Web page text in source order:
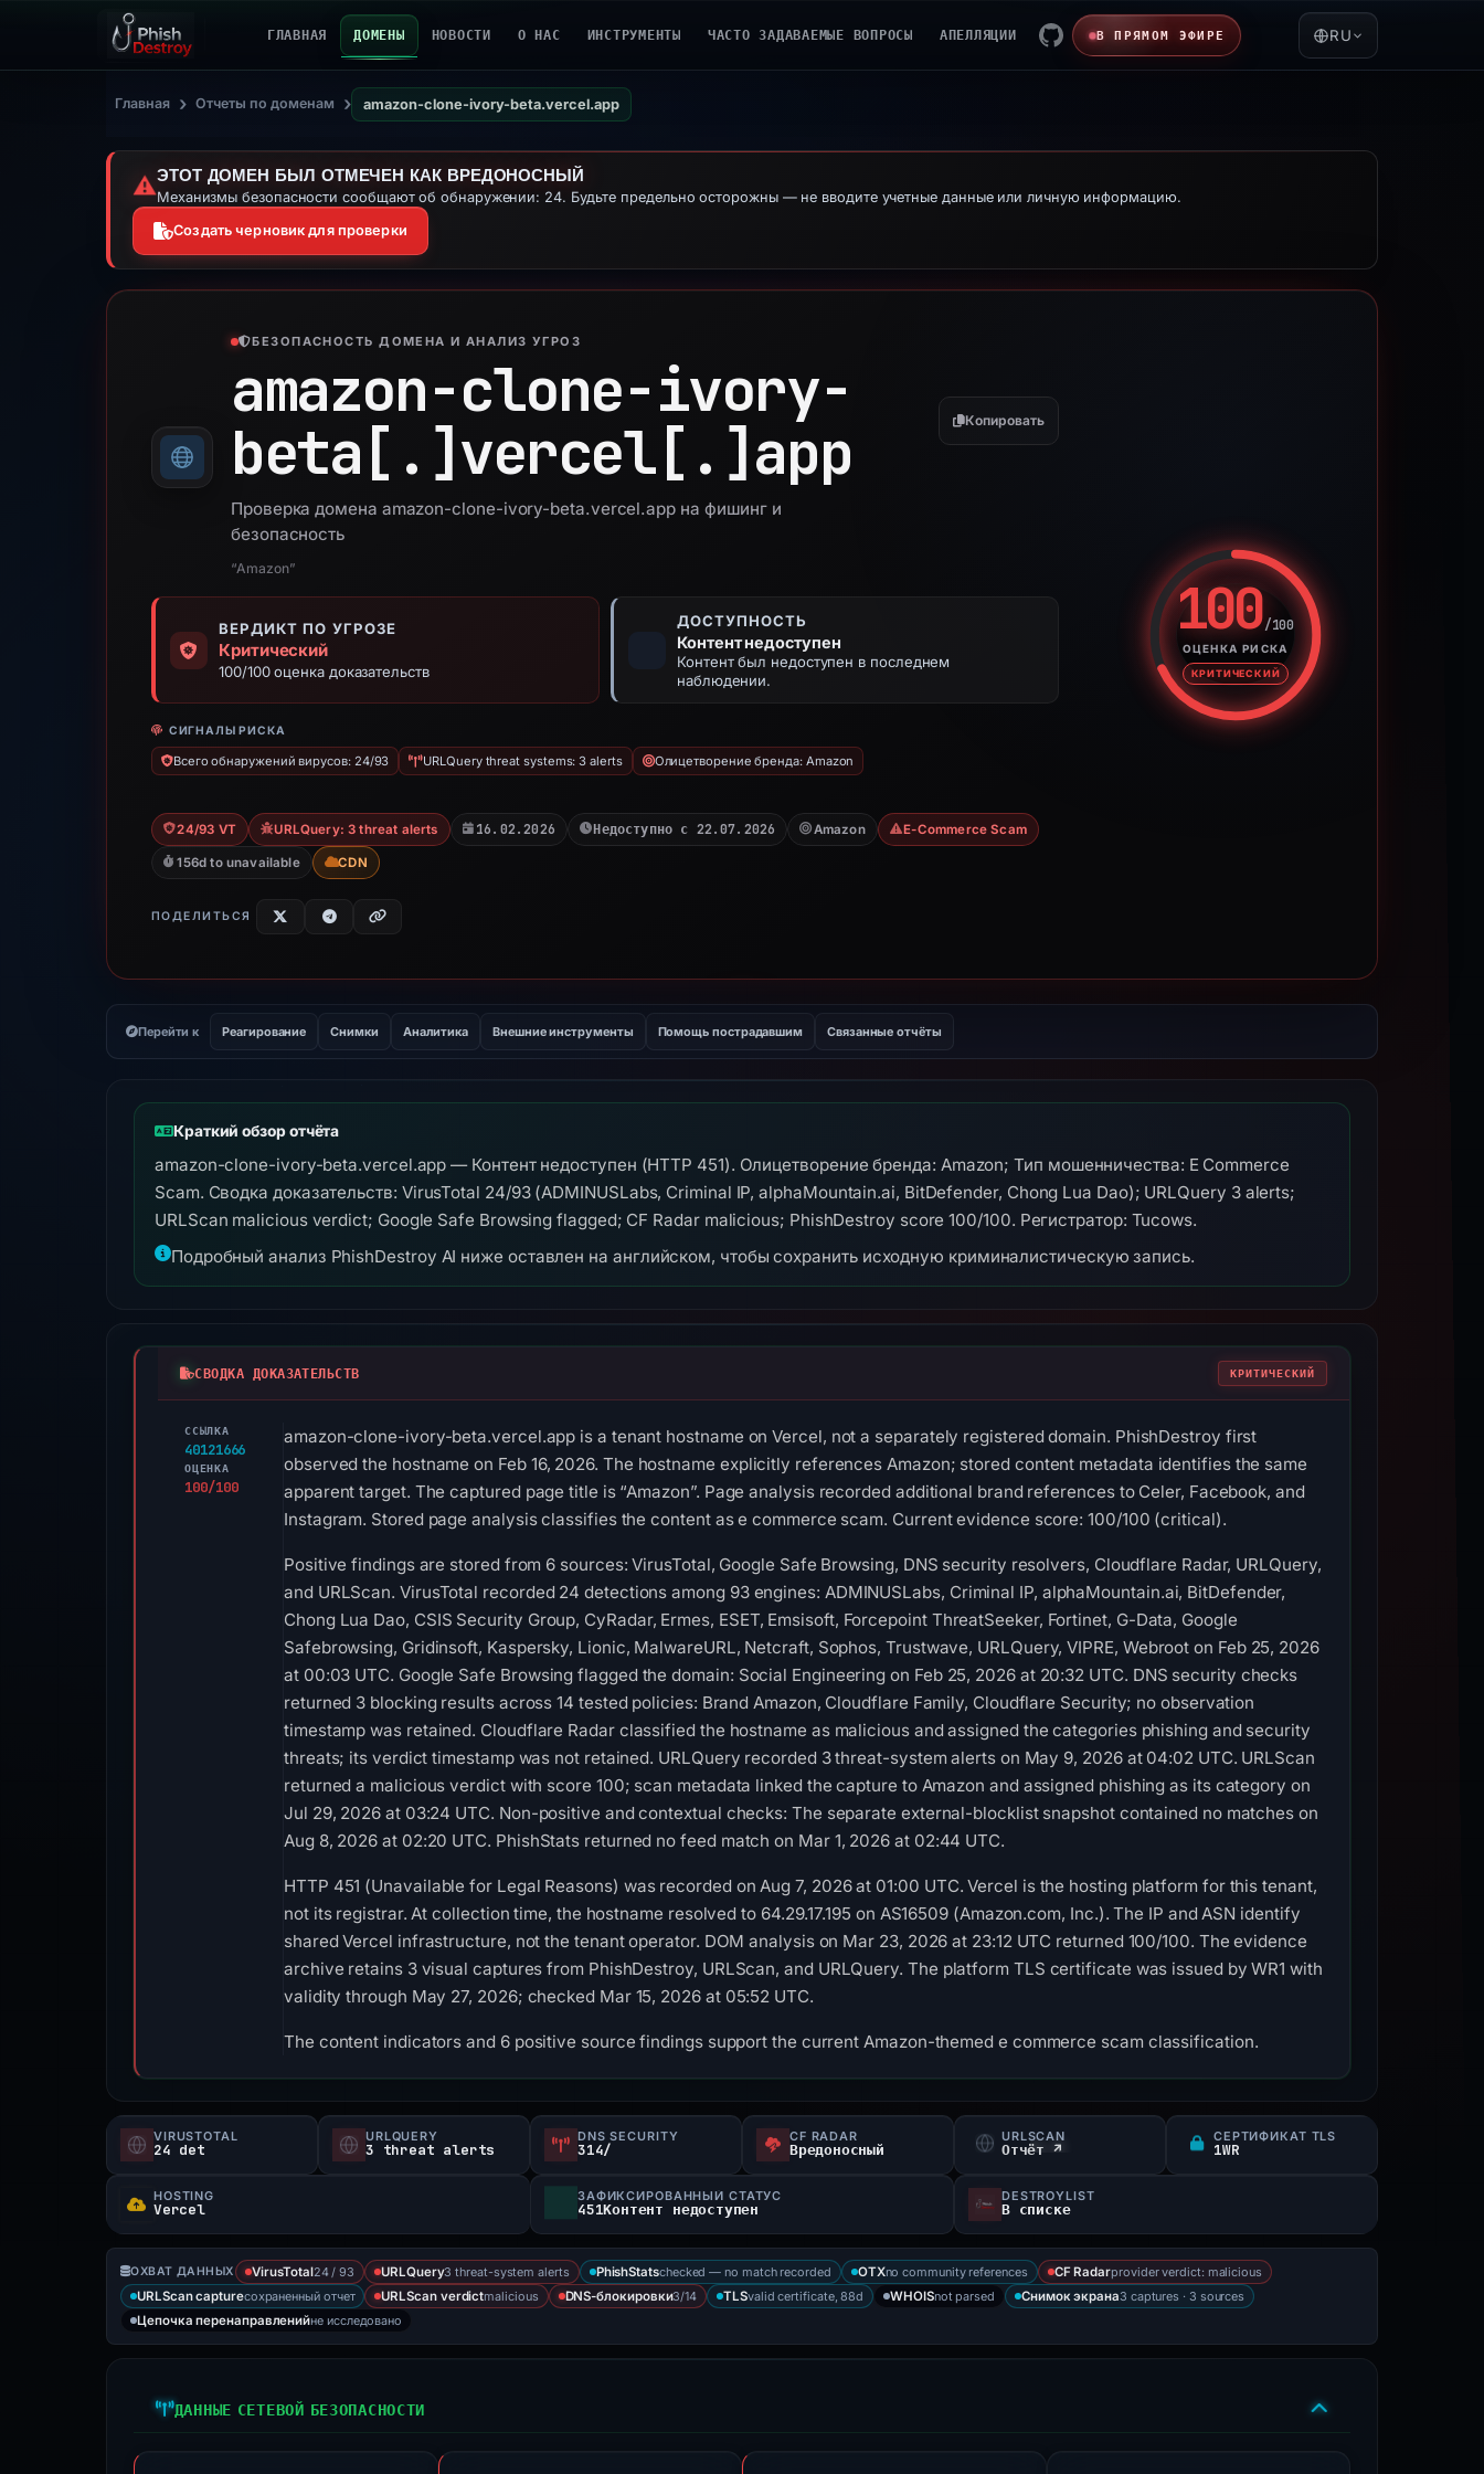
ГЛАВНАЯ ДОМЕНЫ НОВОСТИ О НАС ИНСТРУМЕНТЫ ЧАСТО ЗАДАВАЕМЫЕ ВОПРОСЫ АПЕЛЛЯЦИИ В ПРЯМОМ ЭФИРЕ RU
Главная › Отчеты по доменам › amazon-clone-ivory-beta.vercel.app
⚠️ЭТОТ ДОМЕН БЫЛ ОТМЕЧЕН КАК ВРЕДОНОСНЫЙ
Механизмы безопасности сообщают об обнаружении: 24. Будьте предельно осторожны — не вводите учетные данные или личную информацию.
Создать черновик для проверки
БЕЗОПАСНОСТЬ ДОМЕНА И АНАЛИЗ УГРОЗ
amazon-clone-ivory-
beta[.]vercel[.]app Копировать
Проверка домена amazon-clone-ivory-beta.vercel.app на фишинг и
безопасность
“Amazon”
ВЕРДИКТ ПО УГРОЗЕ
Критический
100/100 оценка доказательств
ДОСТУПНОСТЬ
Контент недоступен
Контент был недоступен в последнем
наблюдении.
СИГНАЛЫ РИСКА
Всего обнаружений вирусов: 24/93 URLQuery threat systems: 3 alerts Олицетворение бренда: Amazon
24/93 VT URLQuery: 3 threat alerts 16.02.2026 Недоступно с 22.07.2026 Amazon E-Commerce Scam
156d to unavailable CDN
ПОДЕЛИТЬСЯ
100/100
ОЦЕНКА РИСКА
КРИТИЧЕСКИЙ
Оценка риска: 100 из 100.
Перейти к Реагирование Снимки Аналитика Внешние инструменты Помощь пострадавшим Связанные отчёты
Краткий обзор отчёта
amazon-clone-ivory-beta.vercel.app — Контент недоступен (HTTP 451). Олицетворение бренда: Amazon; Тип мошенничества: E Commerce
Scam. Сводка доказательств: VirusTotal 24/93 (ADMINUSLabs, Criminal IP, alphaMountain.ai, BitDefender, Chong Lua Dao); URLQuery 3 alerts;
URLScan malicious verdict; Google Safe Browsing flagged; CF Radar malicious; PhishDestroy score 100/100. Регистратор: Tucows.
Подробный анализ PhishDestroy AI ниже оставлен на английском, чтобы сохранить исходную криминалистическую запись.
СВОДКА ДОКАЗАТЕЛЬСТВ КРИТИЧЕСКИЙ
ССЫЛКА
40121666
ОЦЕНКА
100/100
amazon-clone-ivory-beta.vercel.app is a tenant hostname on Vercel, not a separately registered domain. PhishDestroy first
observed the hostname on Feb 16, 2026. The hostname explicitly references Amazon; stored content metadata identifies the same
apparent target. The captured page title is “Amazon”. Page analysis recorded additional brand references to Celer, Facebook, and
Instagram. Stored page analysis classifies the content as e commerce scam. Current evidence score: 100/100 (critical).
Positive findings are stored from 6 sources: VirusTotal, Google Safe Browsing, DNS security resolvers, Cloudflare Radar, URLQuery,
and URLScan. VirusTotal recorded 24 detections among 93 engines: ADMINUSLabs, Criminal IP, alphaMountain.ai, BitDefender,
Chong Lua Dao, CSIS Security Group, CyRadar, Ermes, ESET, Emsisoft, Forcepoint ThreatSeeker, Fortinet, G-Data, Google
Safebrowsing, Gridinsoft, Kaspersky, Lionic, MalwareURL, Netcraft, Sophos, Trustwave, URLQuery, VIPRE, Webroot on Feb 25, 2026
at 00:03 UTC. Google Safe Browsing flagged the domain: Social Engineering on Feb 25, 2026 at 20:32 UTC. DNS security checks
returned 3 blocking results across 14 tested policies: Brand Amazon, Cloudflare Family, Cloudflare Security; no observation
timestamp was retained. Cloudflare Radar classified the hostname as malicious and assigned the categories phishing and security
threats; its verdict timestamp was not retained. URLQuery recorded 3 threat-system alerts on May 9, 2026 at 04:02 UTC. URLScan
returned a malicious verdict with score 100; scan metadata linked the capture to Amazon and assigned phishing as its category on
Jul 29, 2026 at 03:24 UTC. Non-positive and contextual checks: The separate external-blocklist snapshot contained no matches on
Aug 8, 2026 at 02:20 UTC. PhishStats returned no feed match on Mar 1, 2026 at 02:44 UTC.
HTTP 451 (Unavailable for Legal Reasons) was recorded on Aug 7, 2026 at 01:00 UTC. Vercel is the hosting platform for this tenant,
not its registrar. At collection time, the hostname resolved to 64.29.17.195 on AS16509 (Amazon.com, Inc.). The IP and ASN identify
shared Vercel infrastructure, not the tenant operator. DOM analysis on Mar 23, 2026 at 23:12 UTC returned 100/100. The evidence
archive retains 3 visual captures from PhishDestroy, URLScan, and URLQuery. The platform TLS certificate was issued by WR1 with
validity through May 27, 2026; checked Mar 15, 2026 at 05:52 UTC.
The content indicators and 6 positive source findings support the current Amazon-themed e commerce scam classification.
VIRUSTOTAL
24 det
URLQUERY
3 threat alerts
DNS SECURITY
314/
CF RADAR
Вредоносный
URLSCAN
Отчёт ↗
СЕРТИФИКАТ TLS
1WR
HOSTING
Vercel
ЗАФИКСИРОВАННЫЙ СТАТУС
451Контент недоступен
DESTROYLIST
В списке
ОХВАТ ДАННЫХ VirusTotal24 / 93 URLQuery3 threat-system alerts PhishStatschecked — no match recorded OTXno community references CF Radarprovider verdict: malicious
URLScan captureсохраненный отчет URLScan verdictmalicious DNS-блокировки3/14 TLSvalid certificate, 88d WHOISnot parsed Снимок экрана3 captures · 3 sources
Цепочка перенаправленийне исследовано
ДАННЫЕ СЕТЕВОЙ БЕЗОПАСНОСТИ